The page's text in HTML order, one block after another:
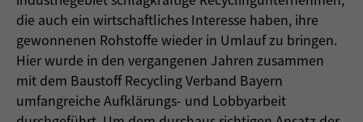
die auch ein wirtschaftliches Interesse haben, ihre
gewonnenen Rohstoffe wieder in Umlauf zu bringen.
Hier wurde in den vergangenen Jahren zusammen
mit dem Baustoff Recycling Verband Bayern
umfangreiche Aufklärungs- und Lobbyarbeit